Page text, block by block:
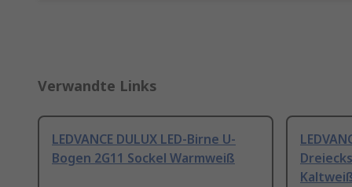
Verwandte Links
LEDVANCE DULUX LED-Birne U-
Bogen 2G11 Sockel Warmweiß